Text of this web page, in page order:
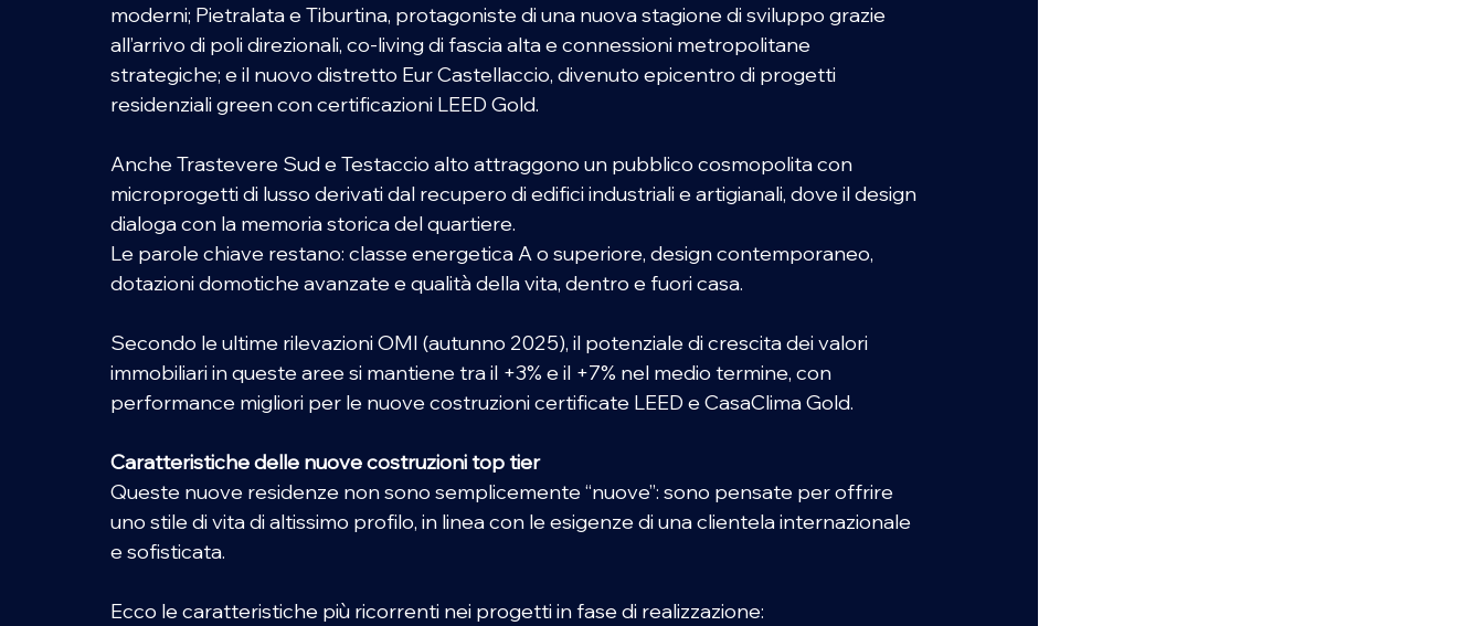
moderni; Pietralata e Tiburtina, protagoniste di una nuova stagione di sviluppo grazie
all’arrivo di poli direzionali, co-living di fascia alta e connessioni metropolitane
strategiche; e il nuovo distretto Eur Castellaccio, divenuto epicentro di progetti
residenziali green con certificazioni LEED Gold.
Anche Trastevere Sud e Testaccio alto attraggono un pubblico cosmopolita con
microprogetti di lusso derivati dal recupero di edifici industriali e artigianali, dove il design
dialoga con la memoria storica del quartiere.
Le parole chiave restano: classe energetica A o superiore, design contemporaneo,
dotazioni domotiche avanzate e qualità della vita, dentro e fuori casa.
Secondo le ultime rilevazioni OMI (autunno 2025), il potenziale di crescita dei valori
immobiliari in queste aree si mantiene tra il +3% e il +7% nel medio termine, con
performance migliori per le nuove costruzioni certificate LEED e CasaClima Gold.
Caratteristiche delle nuove costruzioni top tier
Queste nuove residenze non sono semplicemente “nuove”: sono pensate per offrire
uno stile di vita di altissimo profilo, in linea con le esigenze di una clientela internazionale
e sofisticata.
Ecco le caratteristiche più ricorrenti nei progetti in fase di realizzazione: